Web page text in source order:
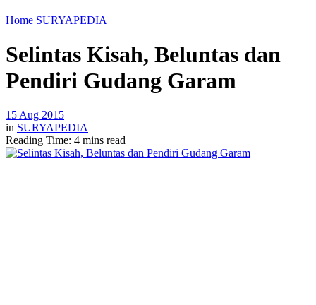
Home SURYAPEDIA
Selintas Kisah, Beluntas dan
Pendiri Gudang Garam
15 Aug 2015
in SURYAPEDIA
Reading Time: 4 mins read